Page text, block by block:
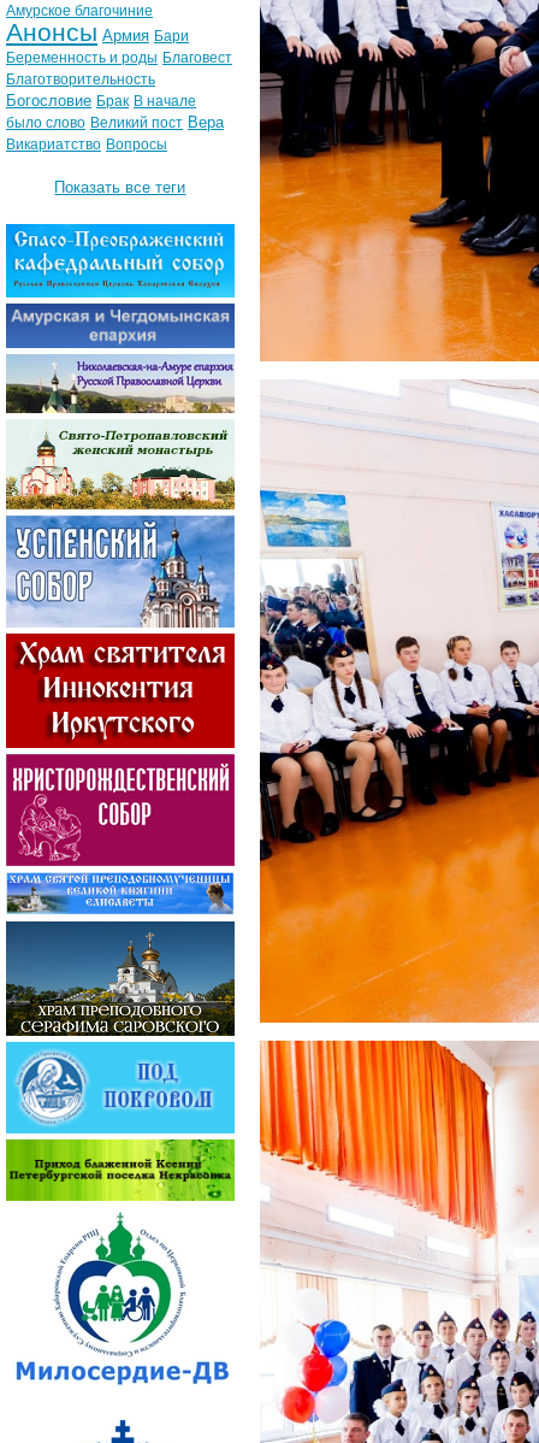
Амурское благочиние
Анонсы Армия Бари
Беременность и роды Благовест
Благотворительность
Богословие Брак В начале
было слово Великий пост Вера
Викариатство Вопросы
Показать все теги